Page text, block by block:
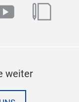
blog
weiter